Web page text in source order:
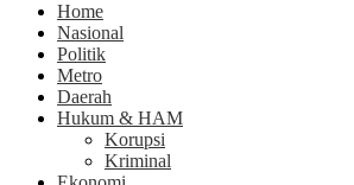
Home
Nasional
Politik
Metro
Daerah
Hukum & HAM
Korupsi
Kriminal